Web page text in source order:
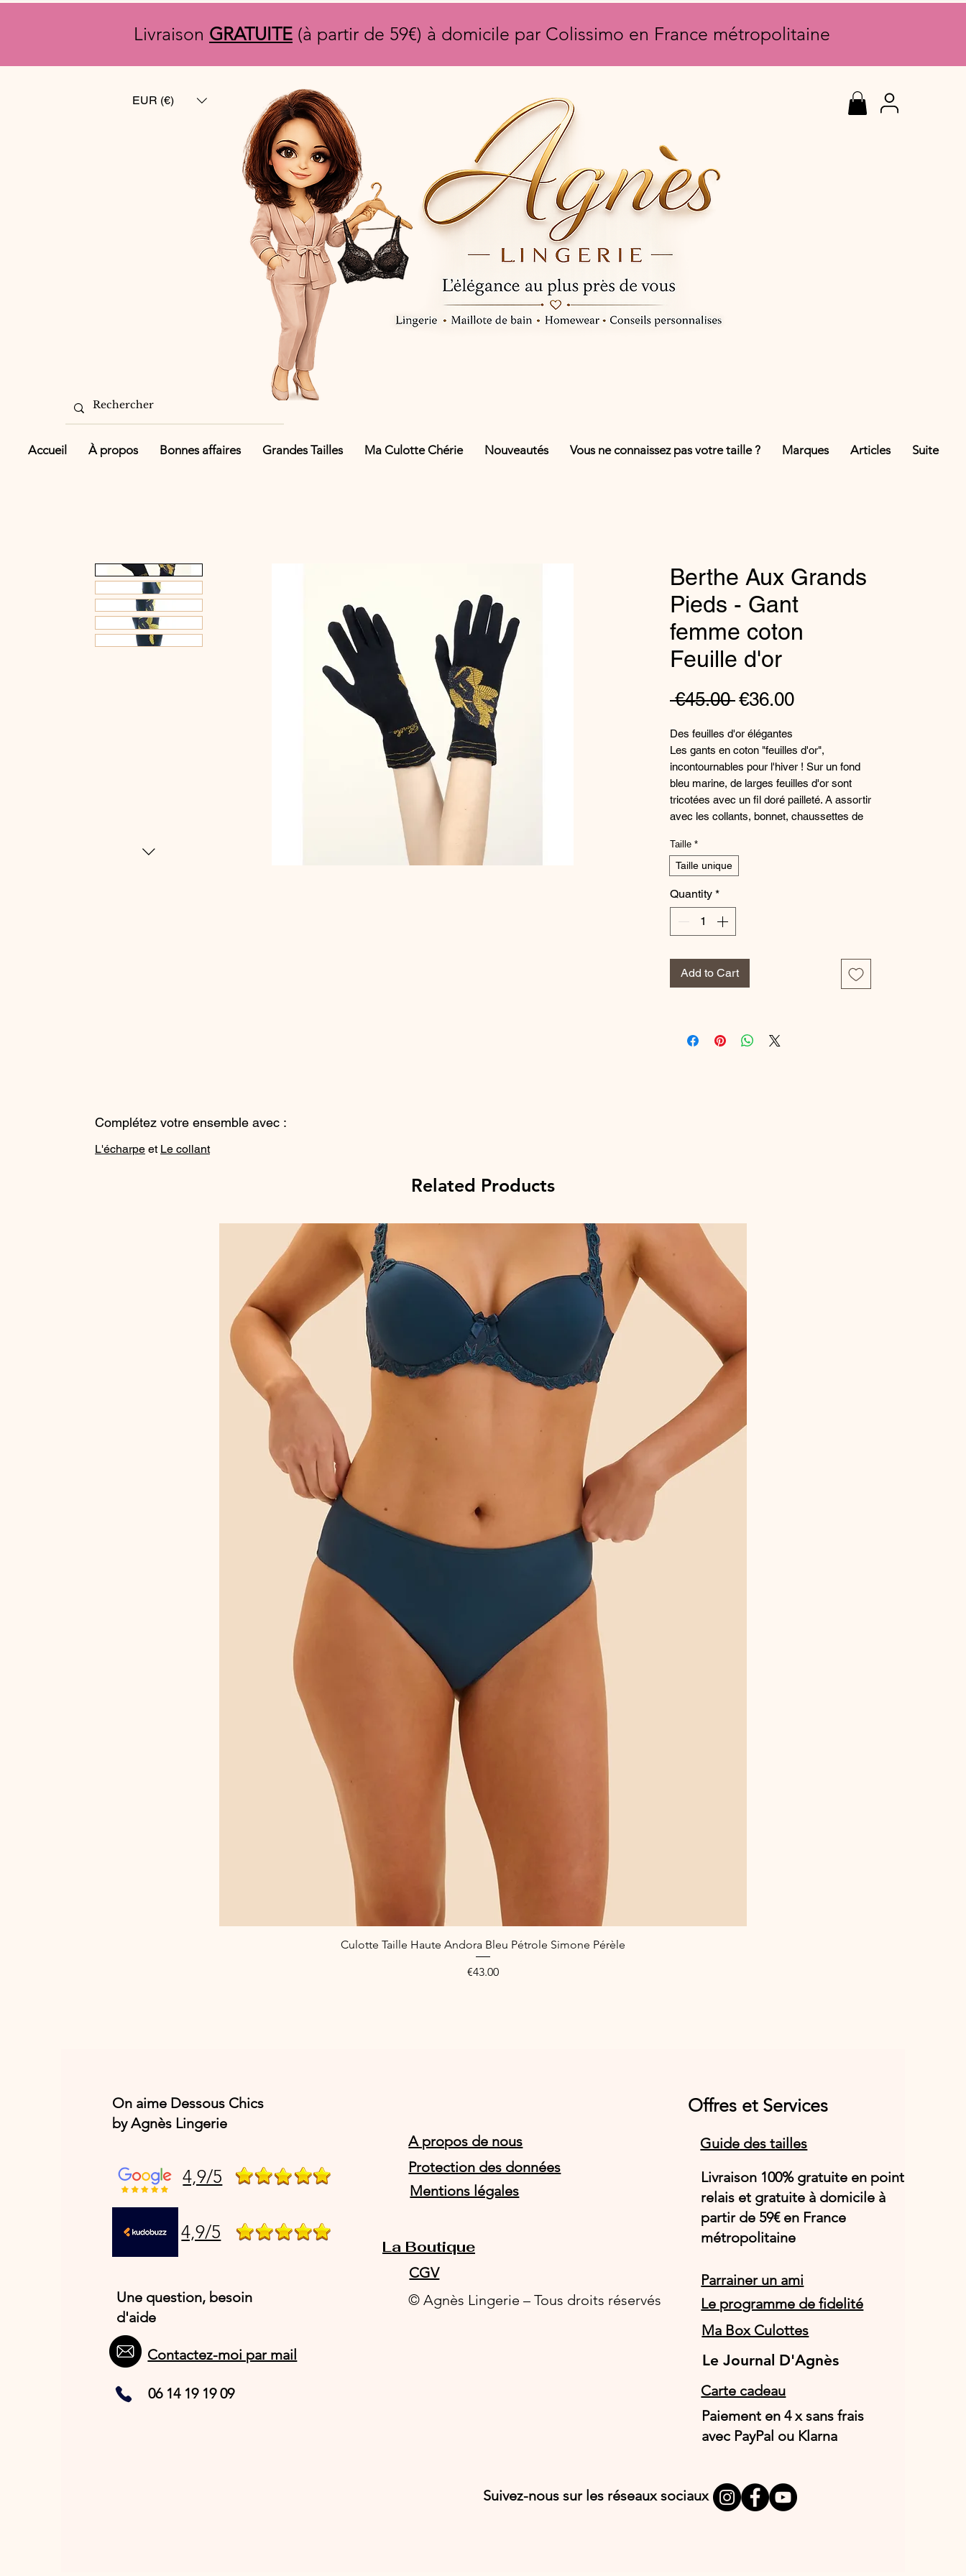
Livraison GRATUITE (à partir de 59€) à domicile par Colissimo en France métropolitaine
EUR (€)
Accueil À propos Bonnes affaires Grandes Tailles Ma Culotte Chérie Nouveautés Vous ne connaissez pas votre taille ? Marques Articles Suite
Berthe Aux Grands
Pieds - Gant
femme coton
Feuille d'or
€45.00 Regular
€36.00Sale
Des feuilles d'or élégantes
Les gants en coton "feuilles d'or",
incontournables pour l'hiver ! Sur un fond
bleu marine, de larges feuilles d'or sont
tricotées avec un fil doré pailleté. A assortir
avec les collants, bonnet, chaussettes de
Un savoir-faire 100% français
un coton à longues fibres de très belle
qualité. Ils sont fabriqués intégralement en
couturières, qui leur donnent leur forme
chaque doigt. Les gants seront alors plus
vous conseillons de toujours les laver en
machine avec une lessive adaptée, sur
l'envers à 30° maximum. Lavage à sec,
sèche-linge et blanchiment interdit !
Composition : 76% Coton 20% Polyamide
2% Elasthanne 2% Polyester
Référence fabricant : BAGGG20.2
Taille *
Taille unique
Quantity *
Add to Cart
Complétez votre ensemble avec :
L'écharpe et Le collant
Related Products
Quick View
Culotte Taille Haute Andora Bleu Pétrole Simone Pérèle
Price
€43.00
On aime Dessous Chics
by Agnès Lingerie
4,9/5
4,9/5
Une question, besoin
d'aide
Contactez-moi par mail
06 14 19 19 09
Offres et Services
A propos de nous
Protection des données
Mentions légales
Guide des tailles
Livraison 100% gratuite en point
relais et gratuite à domicile à
partir de 59€ en France
métropolitaine
CGV
Parrainer un ami
Le programme de fidelité
© Agnès Lingerie – Tous droits réservés
Ma Box Culottes
Le Journal D'Agnès
Le Journal D'Agnès
Carte cadeau
Paiement en 4 x sans frais
avec PayPal ou Klarna
Suivez-nous sur les réseaux sociaux
La Boutique